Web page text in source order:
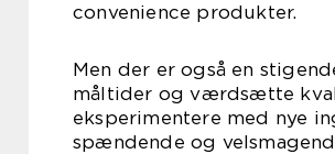
convenience produkter.
Men der er også en
måltider og værdsætte
eksperimentere med nye
spændende og